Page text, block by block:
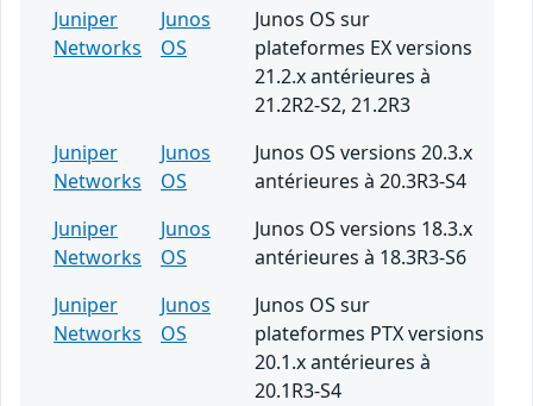
Juniper
Networks
Junos
OS
Junos OS sur
plateformes EX versions
21.2.x antérieures à
21.2R2-S2, 21.2R3
Juniper
Networks
Junos
OS
Junos OS versions 20.3.x
antérieures à 20.3R3-S4
Juniper
Networks
Junos
OS
Junos OS versions 18.3.x
antérieures à 18.3R3-S6
Juniper
Networks
Junos
OS
Junos OS sur
plateformes PTX versions
20.1.x antérieures à
20.1R3-S4